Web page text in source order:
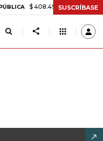
$ 408.498,97 +$ 8.753,81 +2,19%
SUSCRÍBASE